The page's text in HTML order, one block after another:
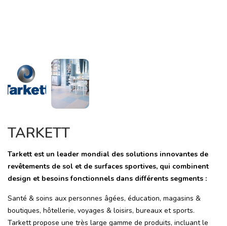
TARKETT
Tarkett est un leader mondial des solutions innovantes de
revêtements de sol et de surfaces sportives, qui combinent
design et besoins fonctionnels dans différents segments :
Santé & soins aux personnes âgées, éducation, magasins &
boutiques, hôtellerie, voyages & loisirs, bureaux etsports.
Tarkett propose une très large gamme de produits, incluant le